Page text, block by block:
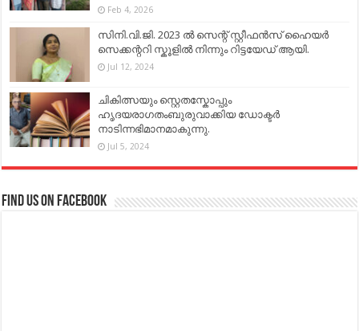
Feb 4, 2026
സിനി.വി.ജി. 2023 ൽ സെന്റ് സ്റ്റീഫൻസ് ഹൈയർ
സെക്കന്ററി സ്കൂളിൽ നിന്നും റിട്ടയേഡ് ആയി.
Jul 12, 2024
ചികിത്സയും സ്റ്റെതസ്കോപ്പും
ഹൃദയരാഗതംബുരുവാക്കിയ ഡോക്ടർ
നാടിന്നഭിമാനമാകുന്നു.
Jul 5, 2024
Find us on Facebook